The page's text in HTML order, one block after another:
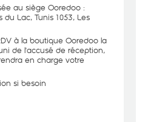
au siège Ooredoo :
Lac, Tunis 1053, Les
à la boutique Ooredoo la
de l'accusé de réception,
en charge votre
si besoin